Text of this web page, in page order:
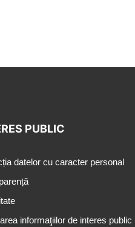
PUBLIC
datelor cu caracter personal
informaţiilor de interes public